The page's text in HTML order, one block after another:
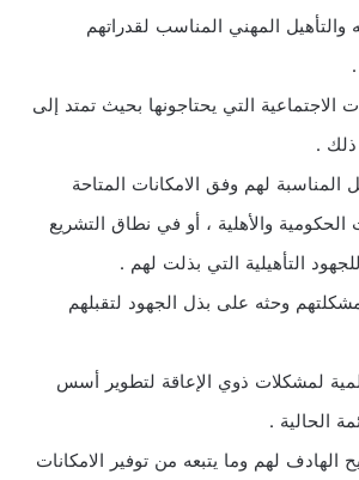
والتأهيل المهني المناسب لقدراتهم
الاجتماعية التي يحتاجونها بحيث تمتد إلى
ذلك .
المناسبة لهم وفق الامكانات المتاحة
والأهلية ، أو في نطاق التشريع
التأهيلية التي بذلت لهم .
وحثه على بذل الجهود لتقبلهم
لمشكلات ذوي الإعاقة لتطوير أسس
الحالية .
الهادف لهم وما يتبعه من توفير الامكانات